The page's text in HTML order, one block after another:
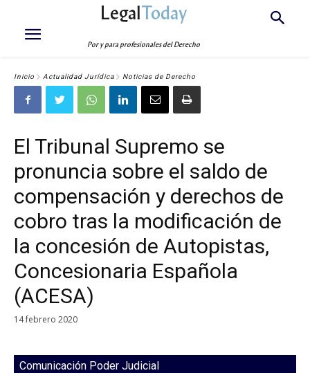
LegalToday
Por y para profesionales del Derecho
Inicio Actualidad Jurídica Noticias de Derecho
El Tribunal Supremo se
pronuncia sobre el saldo de
compensación y derechos de
cobro tras la modificación de
la concesión de Autopistas,
Concesionaria Española
(ACESA)
14 febrero 2020
Comunicación Poder Judicial